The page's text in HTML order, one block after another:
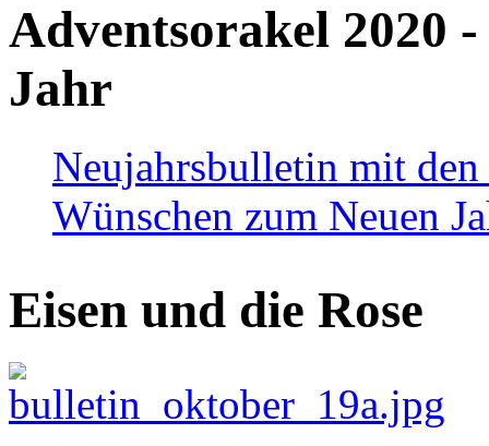
Adventsorakel 2020
Jahr
Neujahrsbulletin mit den
Wünschen zum Neuen
Eisen und die Rose